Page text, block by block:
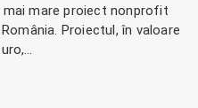
mai mare proiect nonprofit
Proiectul, în valoare